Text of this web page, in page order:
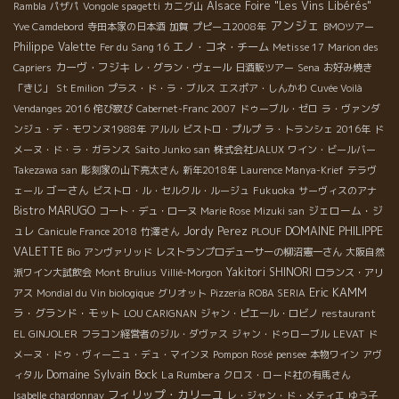
Rambla パザパ Vongole spagetti カニグ山 Alsace Foire "Les Vins Libérés"
Yve Camdebord 寺田本家の日本酒 加賀 プピーユ2008年 アンジェ BMOツアー
Philippe Valette Fer du Sang 16 エノ・コネ・チーム Metisse 17 Marion des
Capriers カーヴ・フジキ レ・グラン・ヴェール 日酒販ツアー Sena お好み焼き
「きじ」
St Emilion プラス・ド・ラ・ブルス エスポア・しんかわ Cuvée Voilà
Vendanges 2016 侘び寂び Cabernet-Franc 2007 ドゥーブル・ゼロ ラ・ヴァンダ
ンジュ・デ・モワンヌ1988年 アルル ビストロ・プルプ ラ・トランシェ 2016年 ド
メーヌ・ド・ラ・ガランス Saito Junko san 株式会社JALUX ワイン・ビールバー
Takezawa san 彫刻家の山下亮太さん 新年2018年 Laurence Manya-Krief テラヴ
ェール ゴーさん ビストロ・ル・セルクル・ルージュ Fukuoka サーヴィスのアナ
Bistro MARUGO コート・デュ・ローヌ Marie Rose Mizuki san ジェローム・ジ
ュレ Canicule France 2018 竹澤さん Jordy Perez PLOUF DOMAINE PHILIPPE
VALETTE Bio アンヴァリッド レストランプロデューサーの柳沼憲一さん 大阪自然
派ワイン大試飲会 Mont Brulius Villié-Morgon Yakitori SHINORI ロランス・アリ
アス Mondial du Vin biologique グリオット Pizzeria ROBA SERIA Eric KAMM
ラ・グランド・モット LOU CARIGNAN ジャン・ピエール・ロビノ restaurant
EL GINJOLER フラコン経営者のジル・ダヴァス ジャン・ドゥローブル LEVAT ド
メーヌ・ドゥ・ヴィーニュ・デュ・マインヌ Pompon Rosé pensee 本物ワイン アヴ
ィタル Domaine Sylvain Bock La Rumbera クロス・ロード社の有馬さん
Isabelle chardonnay フィリップ・カリーユ レ・ジャン・ド・メティエ ゆう子